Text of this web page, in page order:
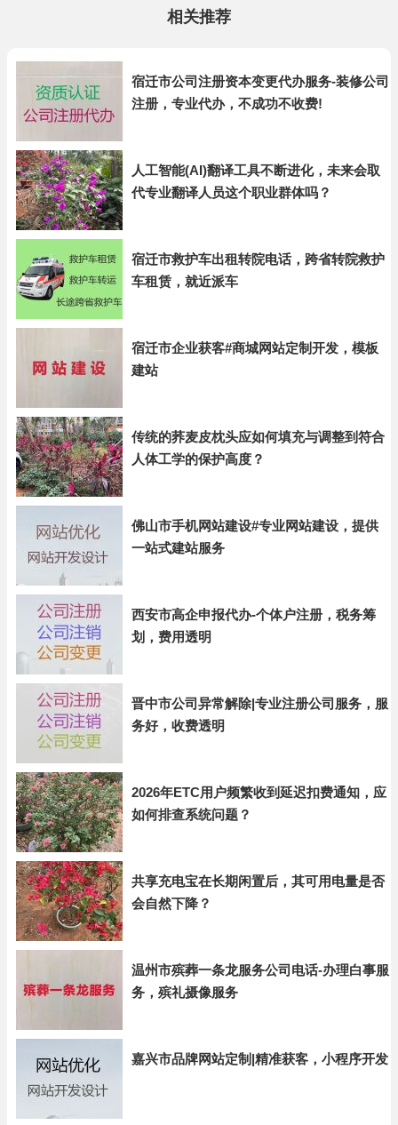
相关推荐
宿迁市公司注册资本变更代办服务-装修公司
注册，专业代办，不成功不收费!
人工智能(AI)翻译工具不断进化，未来会取
代专业翻译人员这个职业群体吗？
宿迁市救护车出租转院电话，跨省转院救护
车租赁，就近派车
宿迁市企业获客#商城网站定制开发，模板
建站
传统的荞麦皮枕头应如何填充与调整到符合
人体工学的保护高度？
佛山市手机网站建设#专业网站建设，提供
一站式建站服务
西安市高企申报代办-个体户注册，税务筹
划，费用透明
晋中市公司异常解除|专业注册公司服务，服
务好，收费透明
2026年ETC用户频繁收到延迟扣费通知，应
如何排查系统问题？
共享充电宝在长期闲置后，其可用电量是否
会自然下降？
温州市殡葬一条龙服务公司电话-办理白事服
务，殡礼摄像服务
嘉兴市品牌网站定制|精准获客，小程序开发